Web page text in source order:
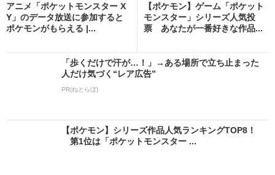
アニメ「ポケットモンスター X
Y」のデータ放送に参加すると
ポケモンがもらえる |...
【ポケモン】ゲーム「ポケット
モンスター」シリーズ人気投
票 あなたが一番好きな作品...
「歩くだけで汗が…！」→ある場所で立ち止まった
人だけ気づく“レア広告”
PR(ねとらぼ)
【ポケモン】シリーズ作品人気ランキングTOP8！
第1位は「ポケットモンスター ...